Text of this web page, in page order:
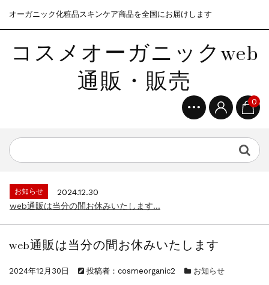
オーガニック化粧品スキンケア商品を全国にお届けします
コスメオーガニックweb
通販・販売 0
お知らせ
2024.12.30
web通販は当分の間お休みいたします...
web通販は当分の間お休みいたします
2024年12月30日 投稿者：cosmeorganic2 お知らせ